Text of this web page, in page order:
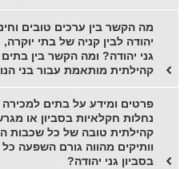
מה הקשר בין ערכים טובים
יהודה לבין קניה של בתי
גני יהודה? ומה הקשר בין
קהילתית מותאמת עבור בני
פרטים ומידע על בתים למכירה
נחלות חקלאיות בסביון או
קהילתית טובה של כל שכבות
וותיקים מהווה גורם השפעה
בסביון גני יהודה?